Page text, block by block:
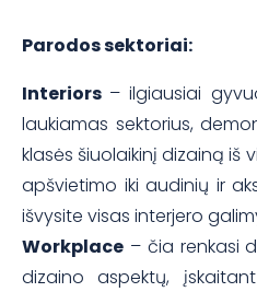
Parodos sektoriai:
Interiors – ilgiausiai
laukiamas sektorius,
klasės šiuolaikinį dizainą iš
apšvietimo iki audinių ir
išvysite visas interjero
Workplace – čia renkasi
dizaino aspektų,